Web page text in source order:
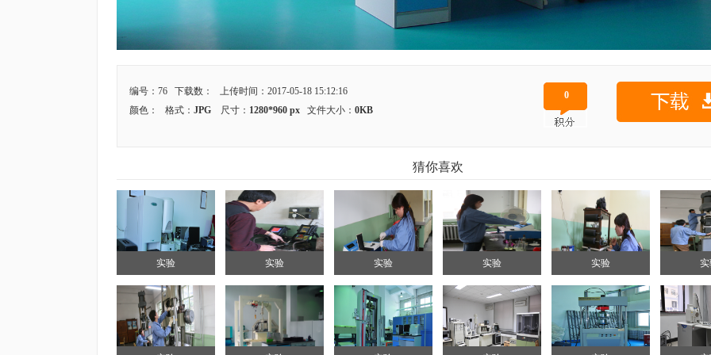
编号：76 下载数：
上传时间：2017-05-18 15:12:16
颜色：
格式： JPG 尺寸： 1280*960 px 文件大小： 0KB
0
猜你喜欢
实验 实验 实验 实验 实验